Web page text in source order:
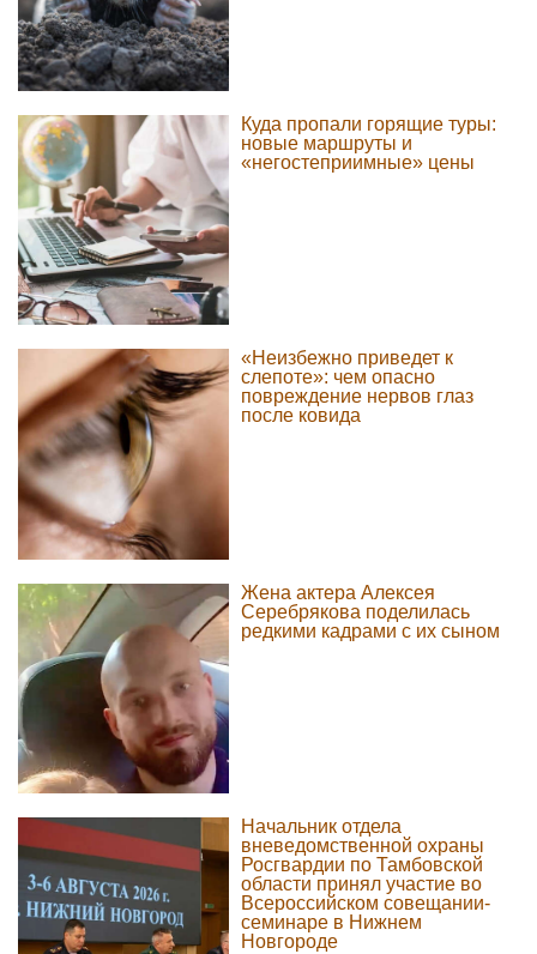
Куда пропали горящие туры:
новые маршруты и
«негостеприимные» цены
«Неизбежно приведет к
слепоте»: чем опасно
повреждение нервов глаз
после ковида
Жена актера Алексея
Серебрякова поделилась
редкими кадрами с их сыном
Начальник отдела
вневедомственной охраны
Росгвардии по Тамбовской
области принял участие во
Всероссийском совещании-
семинаре в Нижнем
Новгороде